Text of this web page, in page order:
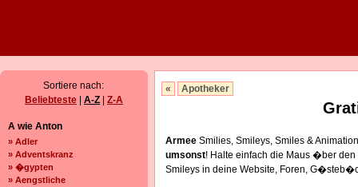
Sortiere nach:
Beliebteste
A-Z Z-A
A wie Anton
» Adler
» Adventskranz
» �gypten
» Aengstliche
« Apotheker
Armee Smilies, Smileys, Smiles &
umsonst! Halte einfach die Maus �ber
Smileys in deine Website, Foren,